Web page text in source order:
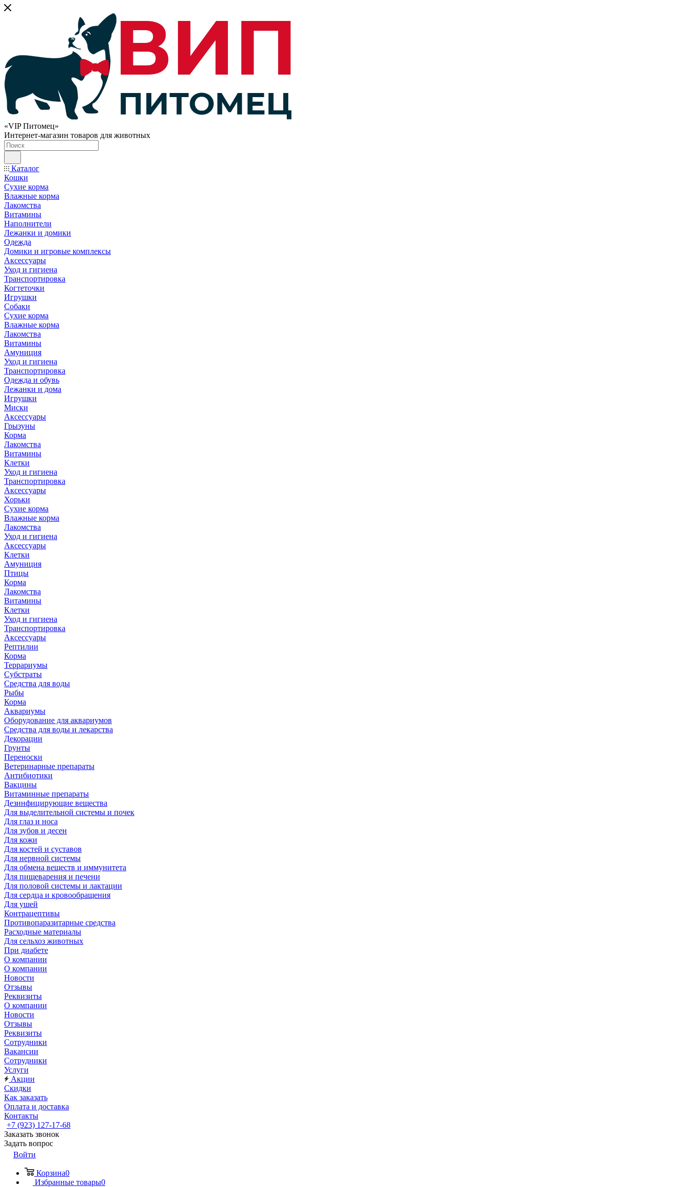
«VIP Питомец»
Интернет-магазин товаров для животных
Каталог
Кошки
Сухие корма
Влажные корма
Лакомства
Витамины
Наполнители
Лежанки и домики
Одежда
Домики и игровые комплексы
Аксессуары
Уход и гигиена
Транспортировка
Когтеточки
Игрушки
Собаки
Сухие корма
Влажные корма
Лакомства
Витамины
Амуниция
Уход и гигиена
Транспортировка
Одежда и обувь
Лежанки и дома
Игрушки
Миски
Аксессуары
Грызуны
Корма
Лакомства
Витамины
Клетки
Уход и гигиена
Транспортировка
Аксессуары
Хорьки
Сухие корма
Влажные корма
Лакомства
Уход и гигиена
Аксессуары
Клетки
Амуниция
Птицы
Корма
Лакомства
Витамины
Клетки
Уход и гигиена
Транспортировка
Аксессуары
Рептилии
Корма
Террариумы
Субстраты
Средства для воды
Рыбы
Корма
Аквариумы
Оборудование для аквариумов
Средства для воды и лекарства
Декорации
Грунты
Переноски
Ветеринарные препараты
Антибиотики
Вакцины
Витаминные препараты
Дезинфицирующие вещества
Для выделительной системы и почек
Для глаз и носа
Для зубов и десен
Для кожи
Для костей и суставов
Для нервной системы
Для обмена веществ и иммунитета
Для пищеварения и печени
Для половой системы и лактации
Для сердца и кровообращения
Для ушей
Контрацептивы
Противопаразитарные средства
Расходные материалы
Для сельхоз животных
При диабете
О компании
О компании
Новости
Отзывы
Реквизиты
О компании
Новости
Отзывы
Реквизиты
Сотрудники
Вакансии
Сотрудники
Услуги
Акции
Скидки
Как заказать
Оплата и доставка
Контакты
+7 (923) 127-17-68
Заказать звонок
Задать вопрос
Войти
Корзина0
Избранные товары0